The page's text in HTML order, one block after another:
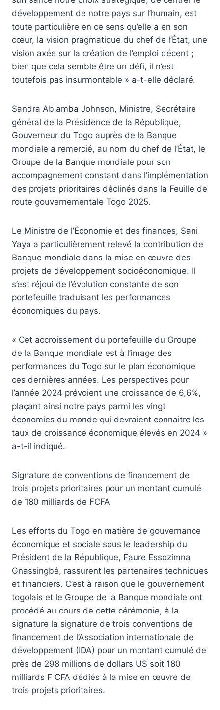
développement de notre pays sur l’humain, est
toute particulière en ce sens qu’elle a en son
cœur, la vision pragmatique du chef de l’État, une
vision axée sur la création de l’emploi décent ;
bien que cela semble être un défi, il n’est
toutefois pas insurmontable » a-t-elle déclaré.
Sandra Ablamba Johnson, Ministre, Secrétaire
général de la Présidence de la République,
Gouverneur du Togo auprès de la Banque
mondiale a remercié, au nom du chef de l’État, le
Groupe de la Banque mondiale pour son
accompagnement constant dans l’implémentation
des projets prioritaires déclinés dans la Feuille de
route gouvernementale Togo 2025.
Le Ministre de l’Économie et des finances, Sani
Yaya a particulièrement relevé la contribution de
Banque mondiale dans la mise en œuvre des
projets de développement socioéconomique. Il
s’est réjoui de l’évolution constante de son
portefeuille traduisant les performances
économiques du pays.
« Cet accroissement du portefeuille du Groupe
de la Banque mondiale est à l’image des
performances du Togo sur le plan économique
ces dernières années. Les perspectives pour
l’année 2024 prévoient une croissance de 6,6%,
plaçant ainsi notre pays parmi les vingt
économies du monde qui devraient connaitre les
taux de croissance économique élevés en 2024 »
a-t-il indiqué.
Signature de conventions de financement de
trois projets prioritaires pour un montant cumulé
de 180 milliards de FCFA
Les efforts du Togo en matière de gouvernance
économique et sociale sous le leadership du
Président de la République, Faure Essozimna
Gnassingbé, rassurent les partenaires techniques
et financiers. C’est à raison que le gouvernement
togolais et le Groupe de la Banque mondiale ont
procédé au cours de cette cérémonie, à la
signature la signature de trois conventions de
financement de l’Association internationale de
développement (IDA) pour un montant cumulé de
près de 298 millions de dollars US soit 180
milliards F CFA dédiés à la mise en œuvre de
trois projets prioritaires.